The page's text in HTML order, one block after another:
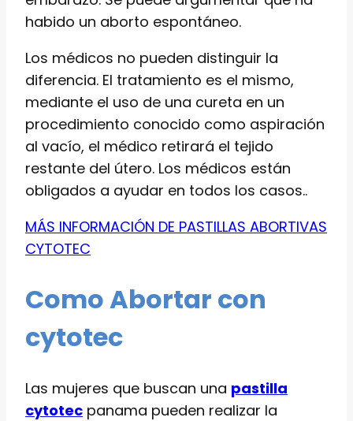
habido un aborto espontáneo.
Los médicos no pueden distinguir la
diferencia. El tratamiento es el mismo,
mediante el uso de una cureta en un
procedimiento conocido como aspiración
al vacío, el médico retirará el tejido
restante del útero. Los médicos están
obligados a ayudar en todos los casos..
MÁS INFORMACIÓN DE PASTILLAS ABORTIVAS
CYTOTEC
Como Abortar con
cytotec
Las mujeres que buscan una pastilla
cytotec panama pueden realizar la